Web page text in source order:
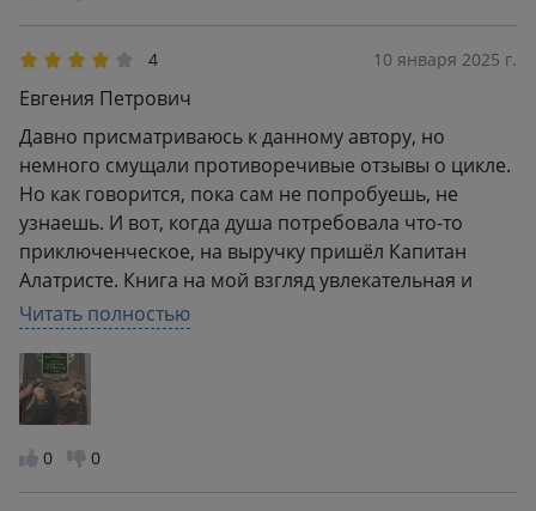
добавляет информации о капитане, его образе
жизни (повоевал, отдохнул – залечил раны и снова в
чтиво.
4 10 января 2025 г.
Евгения Петрович
Давно присматриваюсь к данному автору, но
немного смущали противоречивые отзывы о цикле.
Но как говорится, пока сам не попробуешь, не
узнаешь. И вот, когда душа потребовала что-то
приключенческое, на выручку пришёл Капитан
Алатристе. Книга на мой взгляд увлекательная и
очень атмосферная. Автор нас знакомит с историей
Испании. Обычно я не люблю долгие отступления,
но эта страна мне симпатична и было любопытно
узнать что там произошло. Сама книга вмещает в
себя несколько жанров, это и приключения, и
история любви, не обошлось и без дворцовых
Читать полностью
0 0